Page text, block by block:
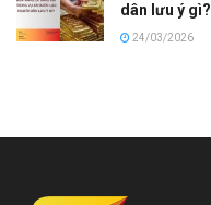
dân lưu ý gì?
24/03/2026